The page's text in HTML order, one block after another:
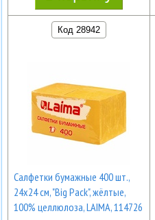
Код 28942
Салфетки бумажные 400 шт.,
24х24 см, "Big Pack", жёлтые,
100% целлюлоза, LAIMA, 114726